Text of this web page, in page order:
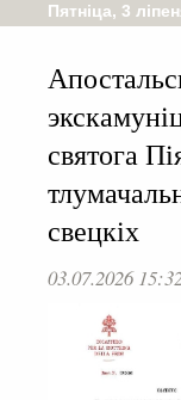
Пятніца, 3
святога
свецкіх
03.07.2026